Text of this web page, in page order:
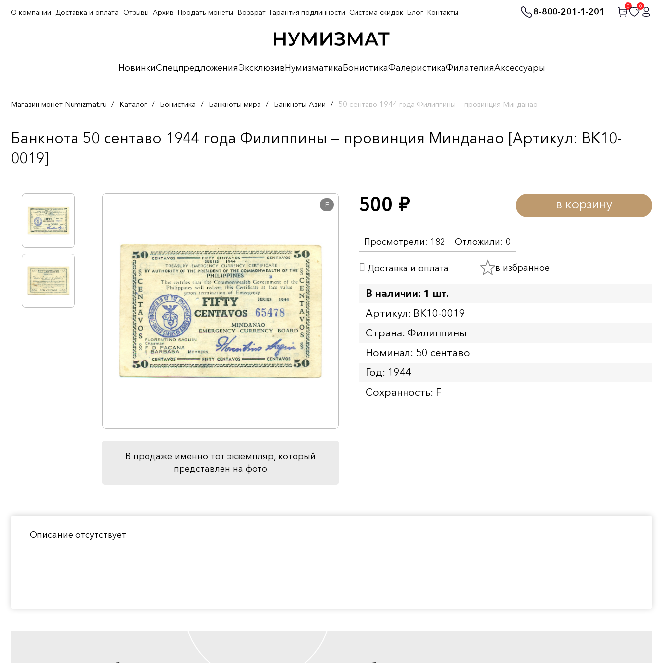
8-800-201-1-201
0 0
НовинкиСпецпредложенияЭксклюзивНумизматикаБонистикаФалеристикаФилателияАксессуары
О компании Доставка и оплата Отзывы Архив Продать монеты Возврат Гарантия подлинности Система скидок Блог Контакты
Магазин монет Numizmat.ru / Каталог / Бонистика / Банкноты мира / Банкноты Азии / 50 сентаво 1944 года Филиппины — провинция Минданао
Банкнота 50 сентаво 1944 года Филиппины — провинция Минданао [Артикул: BK10-
0019]
F
В продаже именно тот экземпляр, который
представлен на фото
500 руб. в корзину
Просмотрели: 182 Отложили: 0
Доставка и оплата в избранное
В наличии: 1 шт.
Артикул: BK10-0019
Страна: Филиппины
Номинал: 50 сентаво
Год: 1944
Сохранность: F
Описание отсутствует